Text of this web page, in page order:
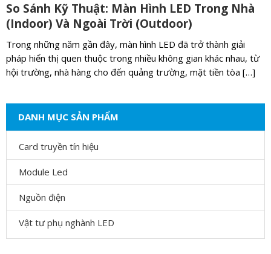
So Sánh Kỹ Thuật: Màn Hình LED Trong Nhà
(Indoor) Và Ngoài Trời (Outdoor)
Trong những năm gần đây, màn hình LED đã trở thành giải
pháp hiển thị quen thuộc trong nhiều không gian khác nhau, từ
hội trường, nhà hàng cho đến quảng trường, mặt tiền tòa […]
DANH MỤC SẢN PHẨM
Card truyền tín hiệu
Module Led
Nguồn điện
Vật tư phụ nghành LED